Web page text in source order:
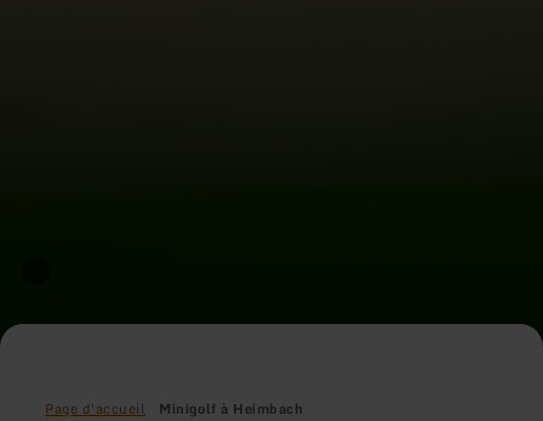
Page d'accueil Minigolf à Heimbach